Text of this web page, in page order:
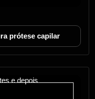
prótese capilar